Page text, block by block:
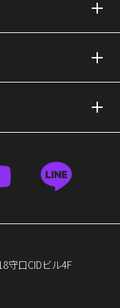
守口CIDビル4F